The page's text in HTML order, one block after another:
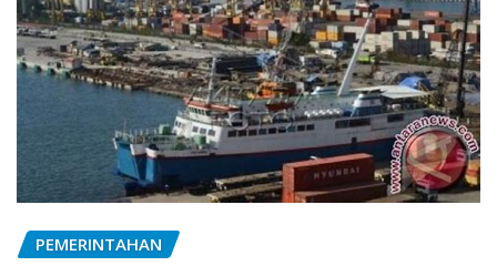
PEMERINTAHAN